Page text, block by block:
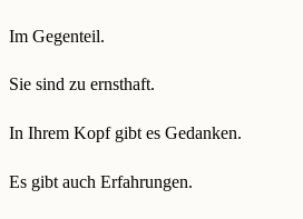
Im Gegenteil.
Sie sind zu ernsthaft.
In Ihrem Kopf gibt es Gedanken.
Es gibt auch Erfahrungen.